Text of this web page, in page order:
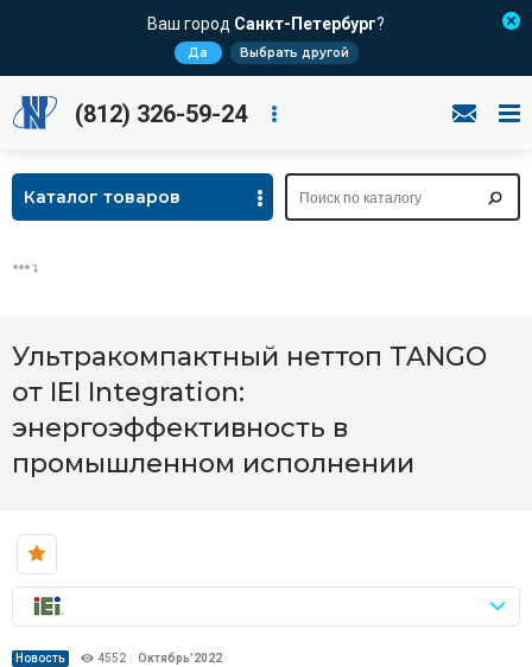
Ваш город Санкт-Петербург?
Да Выбрать другой
(812) 326-59-24
Каталог товаров
Ультракомпактный неттоп TANGO
от IEI Integration:
энергоэффективность в
промышленном исполнении
Новость 4552 Октябрь’2022